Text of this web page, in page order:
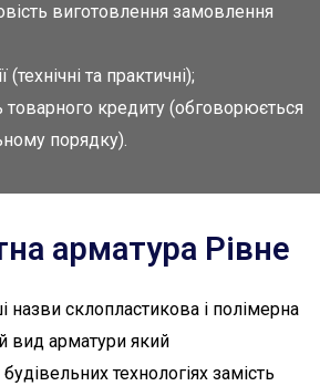
виготовлення замовлення
(технічні та практичні);
кредиту (обговорюється
порядку).
арматура Рівне
назви склопластикова і полімерна
вид арматури який
технологіях замість